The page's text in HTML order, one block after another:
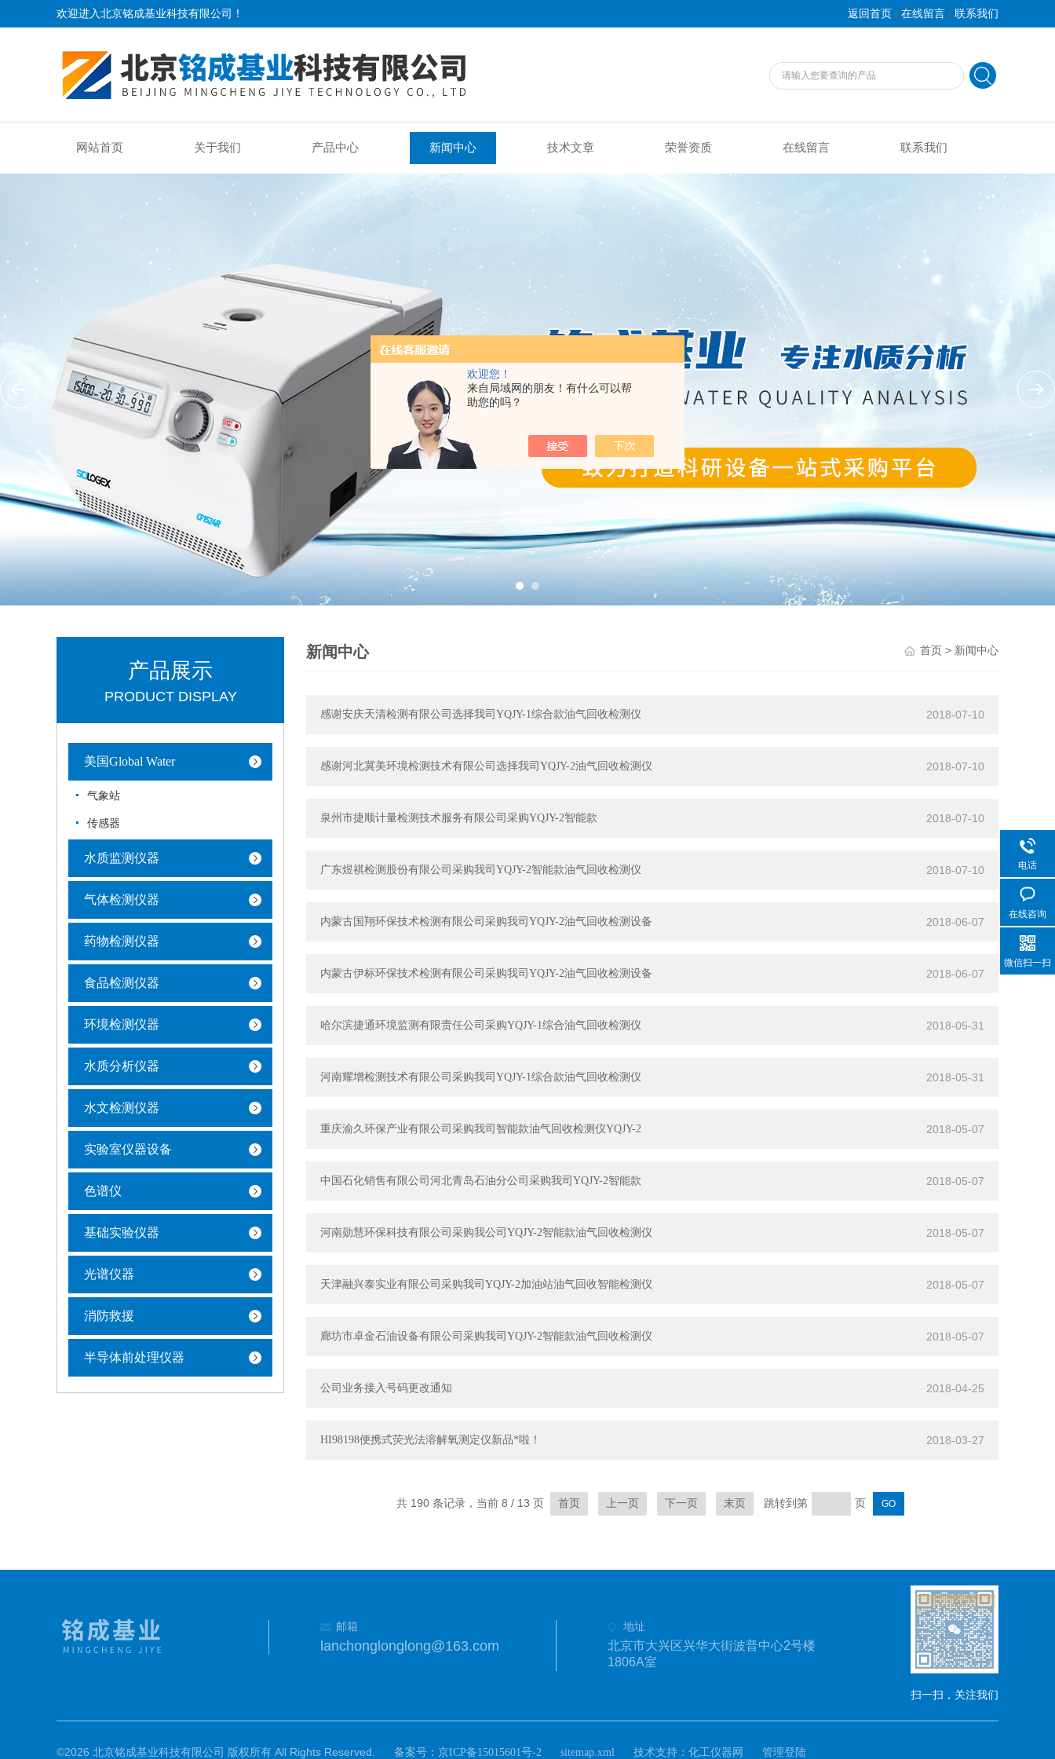
欢迎您！
来自局域网的朋友！有什么可以帮
助您的吗？
欢迎进入北京铭成基业科技有限公司！ 返回首页 | 在线留言 | 联系我们
网站首页 关于我们 产品中心 新闻中心 技术文章 荣誉资质 在线留言 联系我们
产品展示
PRODUCT DISPLAY
美国Global Water
气象站
传感器
水质监测仪器
气体检测仪器
药物检测仪器
食品检测仪器
环境检测仪器
水质分析仪器
水文检测仪器
实验室仪器设备
色谱仪
基础实验仪器
光谱仪器
消防救援
半导体前处理仪器
新闻中心 首页 > 新闻中心
感谢安庆天清检测有限公司选择我司YQJY-1综合款油气回收检测仪 2018-07-10
感谢河北冀美环境检测技术有限公司选择我司YQJY-2油气回收检测仪 2018-07-10
泉州市捷顺计量检测技术服务有限公司采购YQJY-2智能款 2018-07-10
广东煜祺检测股份有限公司采购我司YQJY-2智能款油气回收检测仪 2018-07-10
内蒙古国翔环保技术检测有限公司采购我司YQJY-2油气回收检测设备 2018-06-07
内蒙古伊标环保技术检测有限公司采购我司YQJY-2油气回收检测设备 2018-06-07
哈尔滨捷通环境监测有限责任公司采购YQJY-1综合油气回收检测仪 2018-05-31
河南耀增检测技术有限公司采购我司YQJY-1综合款油气回收检测仪 2018-05-31
重庆渝久环保产业有限公司采购我司智能款油气回收检测仪YQJY-2 2018-05-07
中国石化销售有限公司河北青岛石油分公司采购我司YQJY-2智能款 2018-05-07
河南勋慧环保科技有限公司采购我公司YQJY-2智能款油气回收检测仪 2018-05-07
天津融兴泰实业有限公司采购我司YQJY-2加油站油气回收智能检测仪 2018-05-07
廊坊市卓金石油设备有限公司采购我司YQJY-2智能款油气回收检测仪 2018-05-07
公司业务接入号码更改通知 2018-04-25
HI98198便携式荧光法溶解氧测定仪新品*啦！ 2018-03-27
共 190 条记录，当前 8 / 13 页 首页 上一页 下一页 末页 跳转到第 页
邮箱
lanchonglonglong@163.com
地址
北京市大兴区兴华大街波普中心2号楼
1806A室
扫一扫，关注我们
©2026 北京铭成基业科技有限公司 版权所有 All Rights Reserved. 备案号： 京ICP备15015601号-2 sitemap.xml 技术支持： 化工仪器网 管理登陆
电话
在线咨询
微信扫一扫